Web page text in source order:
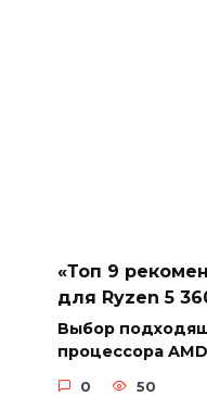
«Топ 9
для Ryzen 5
Выбор
процессора
0 50